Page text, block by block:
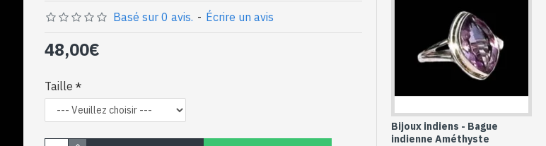
Bague indienne argent et Améthyste
naturelle de forme ovale (BG-AM-445P)
Basé sur 0 avis. - Écrire un avis
48,00€
Taille
Bijoux indiens - Bague
indienne Améthyste